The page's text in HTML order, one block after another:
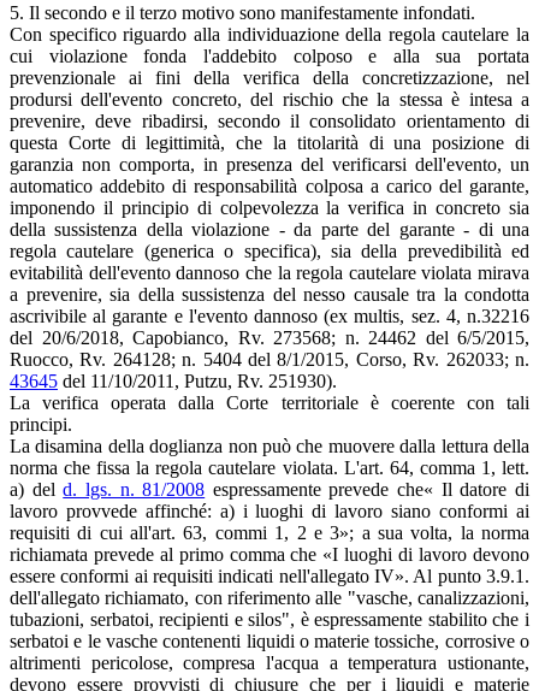
5. Il secondo e il terzo motivo sono manifestamente infondati.
Con specifico riguardo alla individuazione della regola cautelare la
cui violazione fonda l'addebito colposo e alla sua portata
prevenzionale ai fini della verifica della concretizzazione, nel
prodursi dell'evento concreto, del rischio che la stessa è intesa a
prevenire, deve ribadirsi, secondo il consolidato orientamento di
questa Corte di legittimità, che la titolarità di una posizione di
garanzia non comporta, in presenza del verificarsi dell'evento, un
automatico addebito di responsabilità colposa a carico del garante,
imponendo il principio di colpevolezza la verifica in concreto sia
della sussistenza della violazione - da parte del garante - di una
regola cautelare (generica o specifica), sia della prevedibilità ed
evitabilità dell'evento dannoso che la regola cautelare violata mirava
a prevenire, sia della sussistenza del nesso causale tra la condotta
ascrivibile al garante e l'evento dannoso (ex multis, sez. 4, n.32216
del 20/6/2018, Capobianco, Rv. 273568; n. 24462 del 6/5/2015,
Ruocco, Rv. 264128; n. 5404 del 8/1/2015, Corso, Rv. 262033; n.
43645 del 11/10/2011, Putzu, Rv. 251930).
La verifica operata dalla Corte territoriale è coerente con tali
principi.
La disamina della doglianza non può che muovere dalla lettura della
norma che fissa la regola cautelare violata. L'art. 64, comma 1, lett.
a) deld. lgs. n. 81/2008 espressamente prevede che« Il datore di
lavoro provvede affinché: a) i luoghi di lavoro siano conformi ai
requisiti di cui all'art. 63, commi 1, 2 e 3»; a sua volta, la norma
richiamata prevede al primo comma che «I luoghi di lavoro devono
essere conformi ai requisiti indicati nell'allegato IV». Al punto 3.9.1.
dell'allegato richiamato, con riferimento alle "vasche, canalizzazioni,
tubazioni, serbatoi, recipienti e silos", è espressamente stabilito che i
serbatoi e le vasche contenenti liquidi o materie tossiche, corrosive o
altrimenti pericolose, compresa l'acqua a temperatura ustionante,
devono essere provvisti di chiusure che per i liquidi e materie